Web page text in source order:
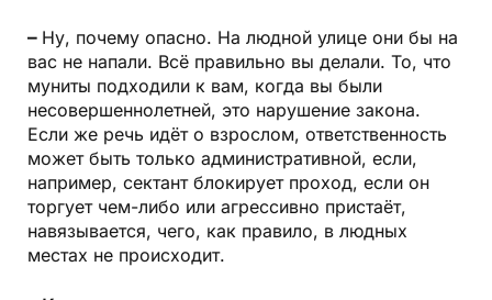
– Ну, почему опасно. На людной улице они бы на
вас не напали. Всё правильно вы делали. То, что
муниты подходили к вам, когда вы были
несовершеннолетней, это нарушение закона.
Если же речь идёт о взрослом, ответственность
может быть только административной, если,
например, сектант блокирует проход, если он
торгует чем-либо или агрессивно пристаёт,
навязывается, чего, как правило, в людных
местах не происходит.